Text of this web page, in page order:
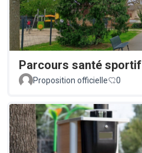
Parcours santé sportif
Proposition officielle
0